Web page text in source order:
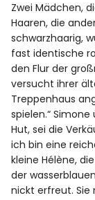
Zwei Mädchen,
Haaren, die
schwarzhaarig,
fast identische
den Flur der
versucht ihrer
Treppenhaus
spielen.“
Hut, sei die
ich bin eine
kleine Hélène,
der
nickt erfreut. Sie